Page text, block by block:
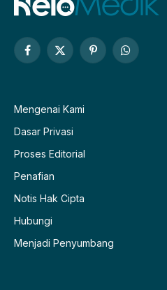
Facebook
X
PinterestWhatsApp
Mengenai Kami
Dasar Privasi
Proses Editorial
Penafian
Notis Hak Cipta
Hubungi
Menjadi Penyumbang